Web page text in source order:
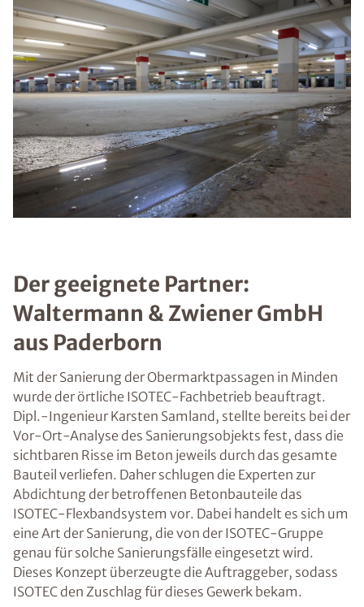
Der geeignete Partner:
Waltermann & Zwiener GmbH
aus Paderborn
Mit der Sanierung der Obermarktpassagen in Minden
wurde der örtliche ISOTEC-Fachbetrieb beauftragt.
Dipl.-Ingenieur Karsten Samland, stellte bereits bei der
Vor-Ort-Analyse des Sanierungsobjekts fest, dass die
sichtbaren Risse im Beton jeweils durch das gesamte
Bauteil verliefen. Daher schlugen die Experten zur
Abdichtung der betroffenen Betonbauteile das
ISOTEC-Flexbandsystem vor. Dabei handelt es sich um
eine Art der Sanierung, die von der ISOTEC-Gruppe
genau für solche Sanierungsfälle eingesetzt wird.
Dieses Konzept überzeugte die Auftraggeber, sodass
ISOTEC den Zuschlag für dieses Gewerk bekam.